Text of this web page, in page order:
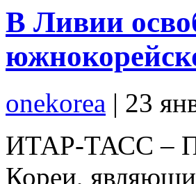
В Ливии
onekorea | 23
ИТАР-ТАСС –
Кореи,